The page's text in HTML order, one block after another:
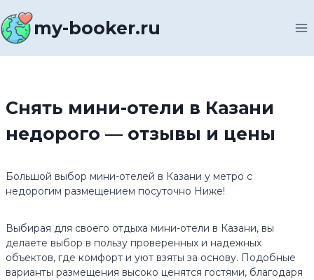
к
содержимомуmy-booker.ru
Снять мини-отели в Казани
недорого — отзывы и цены
Большой выбор мини-отелей в Казани у метро с
недорогим размещением посуточно Ниже!
Выбирая для своего отдыха мини-отели в Казани, вы
делаете выбор в пользу проверенных и надежных
объектов, где комфорт и уют взяты за основу. Подобные
варианты размещения высоко ценятся гостями, благодаря